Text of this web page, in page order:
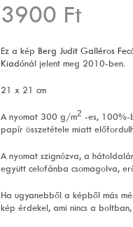
3900 Ft
Ez a kép Berg Judit Galléros
Kiadónál jelent meg 2010-ben.
21 x 21 cm
A nyomat 300 g/m2 -es, 100%-
papír összetétele miatt
A nyomat szignózva, a
együtt celofánba csomagolva,
Ha ugyanebből a képből más
kép érdekel, ami nincs a